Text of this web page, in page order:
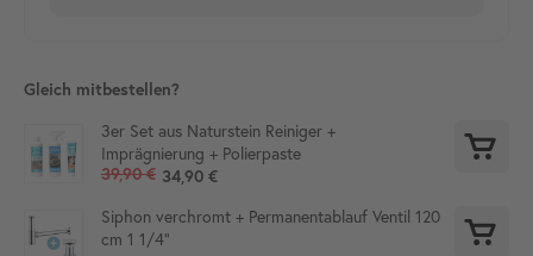
Gleich mitbestellen?
3er Set aus Naturstein Reiniger +
Imprägnierung + Polierpaste
39,90 € 34,90 €
Siphon verchromt + Permanentablauf Ventil 120
cm 1 1/4"